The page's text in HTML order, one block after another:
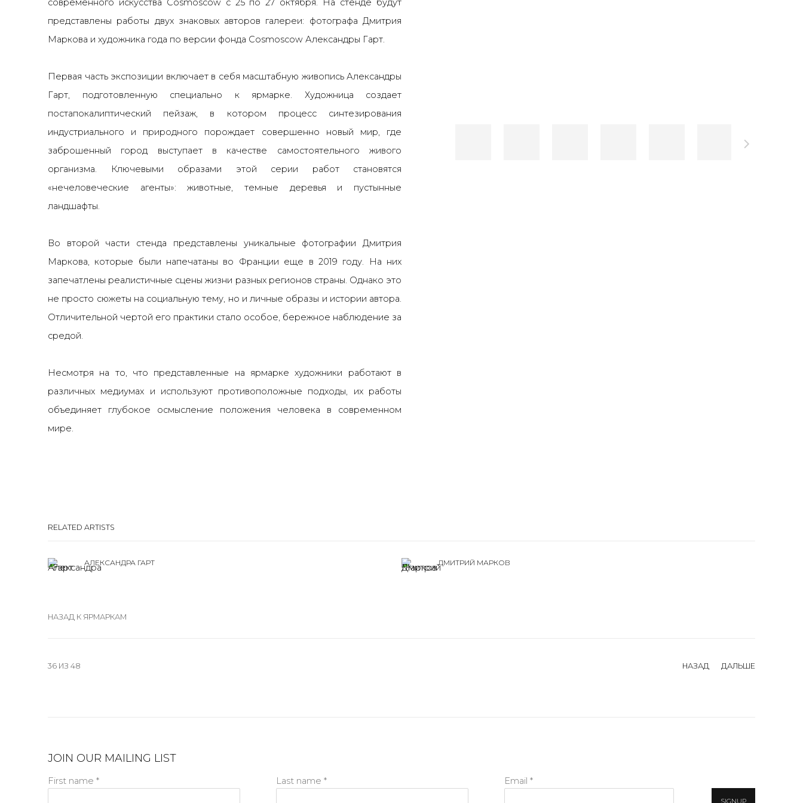
современного искусства Cosmoscow с 25 по 27 октября. На стенде будут
представлены работы двух знаковых авторов галереи: фотографа Дмитрия
Маркова и художника года по версии фонда Cosmoscow Александры Гарт.
Первая часть экспозиции включает в себя масштабную живопись Александры
Гарт, подготовленную специально к ярмарке. Художница создает
постапокалиптический пейзаж, в котором процесс синтезирования
индустриального и природного порождает совершенно новый мир, где
заброшенный город выступает в качестве самостоятельного живого
организма. Ключевыми образами этой серии работ становятся
«нечеловеческие агенты»: животные, темные деревья и пустынные
ландшафты.
Во второй части стенда представлены уникальные фотографии Дмитрия
Маркова, которые были напечатаны во Франции еще в 2019 году. На них
запечатлены реалистичные сцены жизни разных регионов страны. Однако это
не просто сюжеты на социальную тему, но и личные образы и истории автора.
Отличительной чертой его практики стало особое, бережное наблюдение за
средой.
Несмотря на то, что представленные на ярмарке художники работают в
различных медиумах и используют противоположные подходы, их работы
объединяет глубокое осмысление положения человека в современном
мире.
RELATED ARTISTS
АЛЕКСАНДРА ГАРТ ДМИТРИЙ МАРКОВ
НАЗАД К ЯРМАРКАМ
НАЗАД ДАЛЬШЕ
36 ИЗ 48
JOIN OUR MAILING LIST
First name * Last name * Email *
SIGNUP